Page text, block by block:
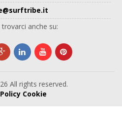
anche su:
All rights reserved.
Policy Cookie